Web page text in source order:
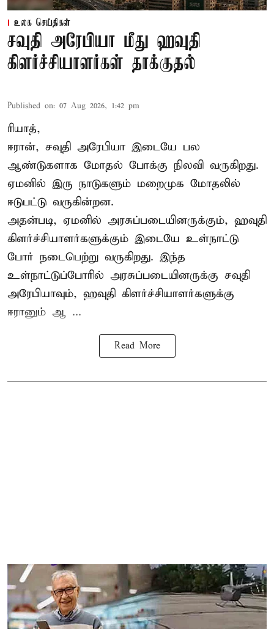
உலக செய்திகள்
சவுதி அரேபியா மீது ஹவுதி
கிளர்ச்சியாளர்கள் தாக்குதல்
Published on: 07 Aug 2026, 1:42 pm
ரியாத்,
ஈரான், சவுதி அரேபியா இடையே பல
ஆண்டுகளாக மோதல் போக்கு நிலவி வருகிறது.
ஏமனில் இரு நாடுகளும் மறைமுக மோதலில்
ஈடுபட்டு வருகின்றன.
அதன்படி, ஏமனில் அரசுப்படையினருக்கும், ஹவுதி
கிளர்ச்சியாளர்களுக்கும் இடையே உள்நாட்டு
போர் நடைபெற்று வருகிறது. இந்த
உள்நாட்டுப்போரில் அரசுப்படையினருக்கு சவுதி
அரேபியாவும், ஹவுதி கிளர்ச்சியாளர்களுக்கு
ஈரானும் ஆ ...
Read More